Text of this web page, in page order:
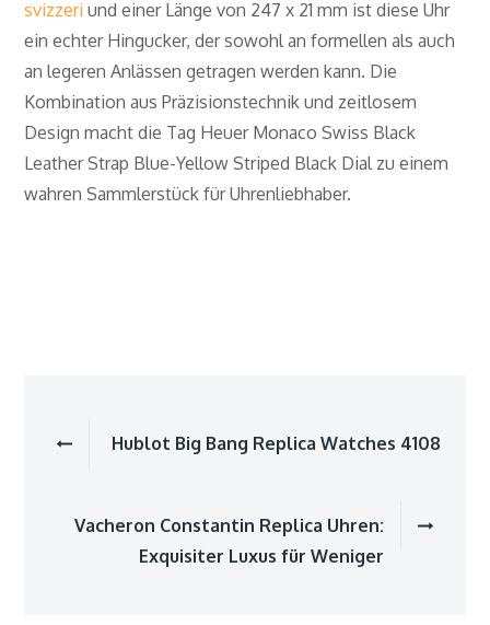
svizzeri und einer Länge von 247 x 21 mm ist diese Uhr
ein echter Hingucker, der sowohl an formellen als auch
an legeren Anlässen getragen werden kann. Die
Kombination aus Präzisionstechnik und zeitlosem
Design macht die Tag Heuer Monaco Swiss Black
Leather Strap Blue-Yellow Striped Black Dial zu einem
wahren Sammlerstück für Uhrenliebhaber.
Hublot Big Bang Replica Watches 4108
Vacheron Constantin Replica Uhren:
Exquisiter Luxus für Weniger